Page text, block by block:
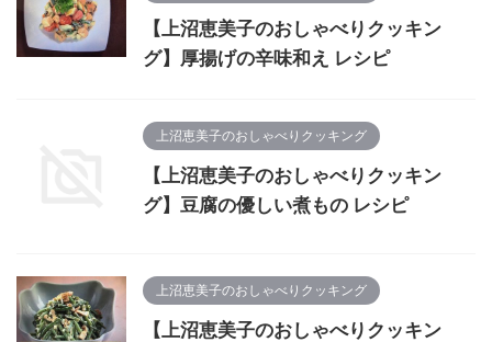
【上沼恵美子のおしゃべりクッキン
グ】厚揚げの辛味和え レシピ
上沼恵美子のおしゃべりクッキング
【上沼恵美子のおしゃべりクッキン
グ】豆腐の優しい煮もの レシピ
上沼恵美子のおしゃべりクッキング
【上沼恵美子のおしゃべりクッキン